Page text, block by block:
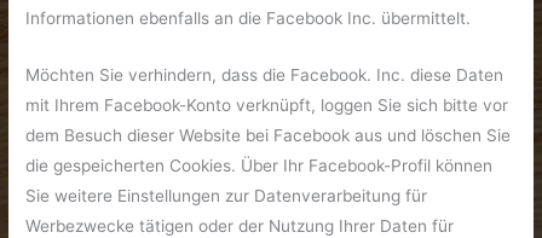
Informationen ebenfalls an die Facebook Inc. übermittelt.
Möchten Sie verhindern, dass die Facebook. Inc. diese Daten
mit Ihrem Facebook-Konto verknüpft, loggen Sie sich bitte vor
dem Besuch dieser Website bei Facebook aus und löschen Sie
die gespeicherten Cookies. Über Ihr Facebook-Profil können
Sie weitere Einstellungen zur Datenverarbeitung für
Werbezwecke tätigen oder der Nutzung Ihrer Daten für